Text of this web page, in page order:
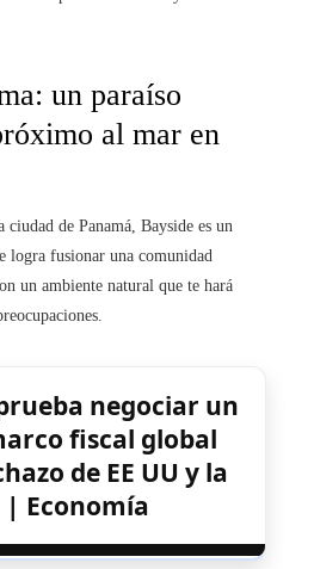
un paraíso
al mar en
de Panamá, Bayside es un
logra fusionar una comunidad
un ambiente natural que te hará
negociar un
fiscal global
de EE UU y la
| Economía